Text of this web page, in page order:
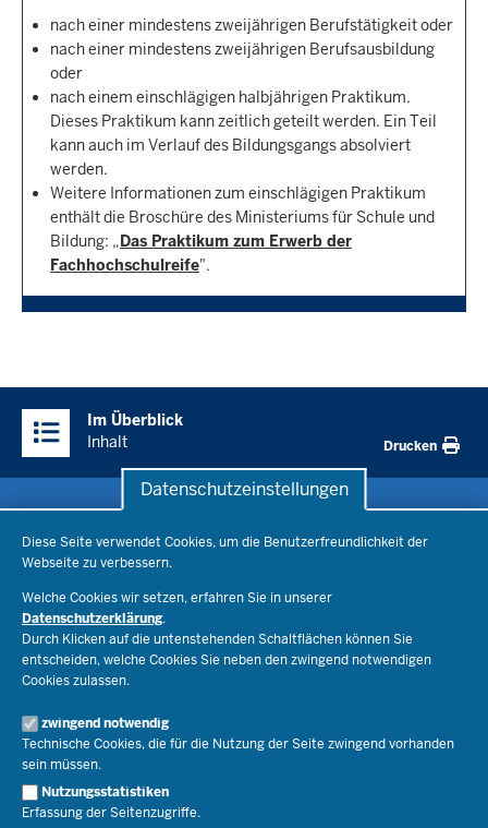
Datenschutzeinstellungen
Diese Seite verwendet Cookies, um die Benutzerfreundlichkeit der
Webseite zu verbessern.
Welche Cookies wir setzen, erfahren Sie in unserer
Datenschutzerklärung.
Durch Klicken auf die untenstehenden Schaltflächen können Sie
entscheiden, welche Cookies Sie neben den zwingend notwendigen
Cookies zulassen.
zwingend notwendig
Technische Cookies, die für die Nutzung der Seite zwingend vorhanden
sein müssen.
Nutzungsstatistiken
Erfassung der Seitenzugriffe.
nach einer mindestens zweijährigen Berufstätigkeit oder
nach einer mindestens zweijährigen Berufsausbildung
oder
nach einem einschlägigen halbjährigen Praktikum.
Dieses Praktikum kann zeitlich geteilt werden. Ein Teil
kann auch im Verlauf des Bildungsgangs absolviert
werden.
Weitere Informationen zum einschlägigen Praktikum
enthält die Broschüre des Ministeriums für Schule und
Bildung: „Das Praktikum zum Erwerb der
Fachhochschulreife".
Inhalte
Im Überblick
Inhalt
Drucken
Bildungsthemen
Lehrkräfte
Recht
Schulleben
Ministerium
Ministerin Dorothee Feller
Staatssekretär Dr. Urban Mauer
Open Government
Bibliothek
Veranstaltungen
Geschäftsbereich
Presse
Pressefotos
Social Media
Pressekontakt
Service
Schule(n) suchen
Kontakt
Der Weg zu uns